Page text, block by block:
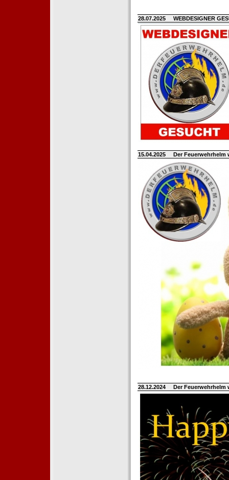
28.07.2025 WEBDESIGNER
15.04.2025 Der
28.12.2024 Der